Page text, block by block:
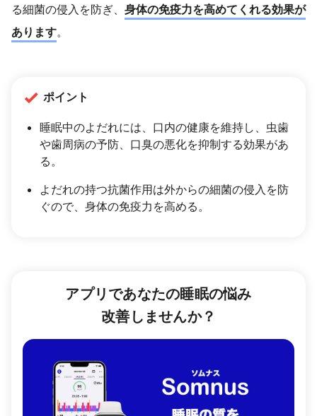
る細菌の侵入を防ぎ、 身体の免疫力を高めてくれる効果が
あります。
ポイント
睡眠中のよだれには、口内の健康を維持し、虫歯
や歯周病の予防、口臭の悪化を抑制する効果があ
る。
よだれの持つ抗菌作用は外からの細菌の侵入を防
ぐので、身体の免疫力を高める。
アプリであなたの睡眠の悩み
改善しませんか？